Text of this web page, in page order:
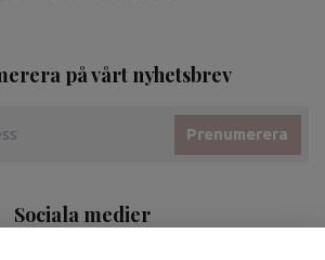
på vårt nyhetsbrev
Prenumerera
Sociala medier